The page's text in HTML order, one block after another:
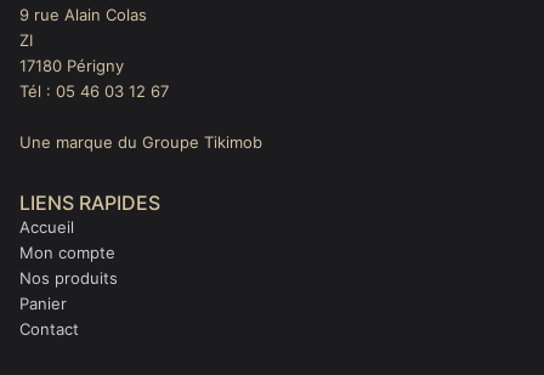
9 rue Alain Colas
ZI
17180 Périgny
Tél : 05 46 03 12 67
Une marque du Groupe Tikimob
LIENS RAPIDES
Accueil
Mon compte
Nos produits
Panier
Contact